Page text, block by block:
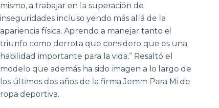
mismo, a trabajar en la superación de
inseguridades incluso yendo más allá de la
apariencia física. Aprendo a manejar tanto el
triunfo como derrota que considero que es una
habilidad importante para la vida.” Resaltó el
modelo que además ha sido imagen a lo largo de
los últimos dos años de la firma Jemm Para Mi de
ropa deportiva.